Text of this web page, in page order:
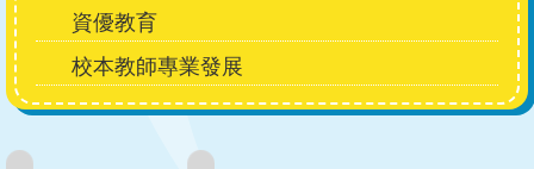
資優教育
校本教師專業發展